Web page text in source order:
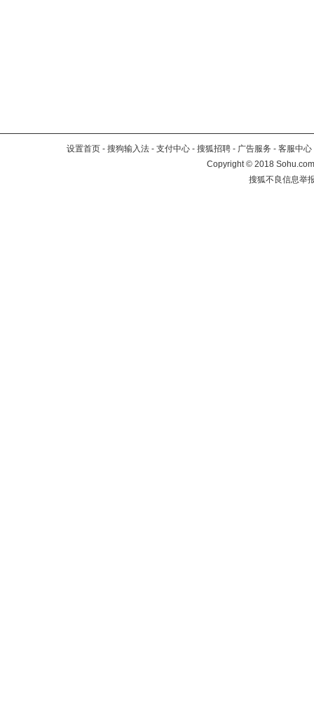
设置首页 - 搜狗输入法 - 支付中心 - 搜狐招聘 - 广告服务 - 客服中心
Copyright©2018
搜狐不良信息举